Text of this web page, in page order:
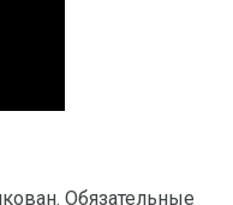
Обязательные